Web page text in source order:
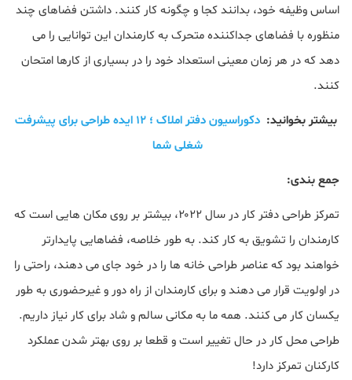
اساس وظیفه‌ خود، بدانند کجا و چگونه کار کنند. داشتن فضاهای چند
منظوره با فضاهای جداکننده متحرک به کارمندان این توانایی را می
دهد که در هر زمان معینی استعداد خود را در بسیاری از کارها امتحان
کنند.
بیشتر بخوانید:
دکوراسیون دفتر املاک ؛ ۱۲ ایده طراحی برای پیشرفت
شغلی شما
جمع بندی:
تمرکز طراحی دفتر کار در سال ۲۰۲۲، بیشتر بر روی مکان هایی است که
کارمندان را تشویق به کار کند. به طور خلاصه، فضاهایی پایدارتر
خواهند بود که عناصر طراحی خانه ها را در خود جای می دهند، راحتی را
در اولویت قرار می دهند و برای کارمندان از راه دور و غیرحضوری به طور
یکسان کار می کنند. همه ما به مکانی سالم و شاد برای کار نیاز داریم.
طراحی محل کار در حال تغییر است و قطعا بر روی بهتر شدن عملکرد
کارکنان تمرکز دارد!